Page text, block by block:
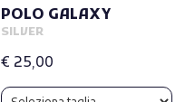
POLO GALAXY
SILVER
€ 25,00